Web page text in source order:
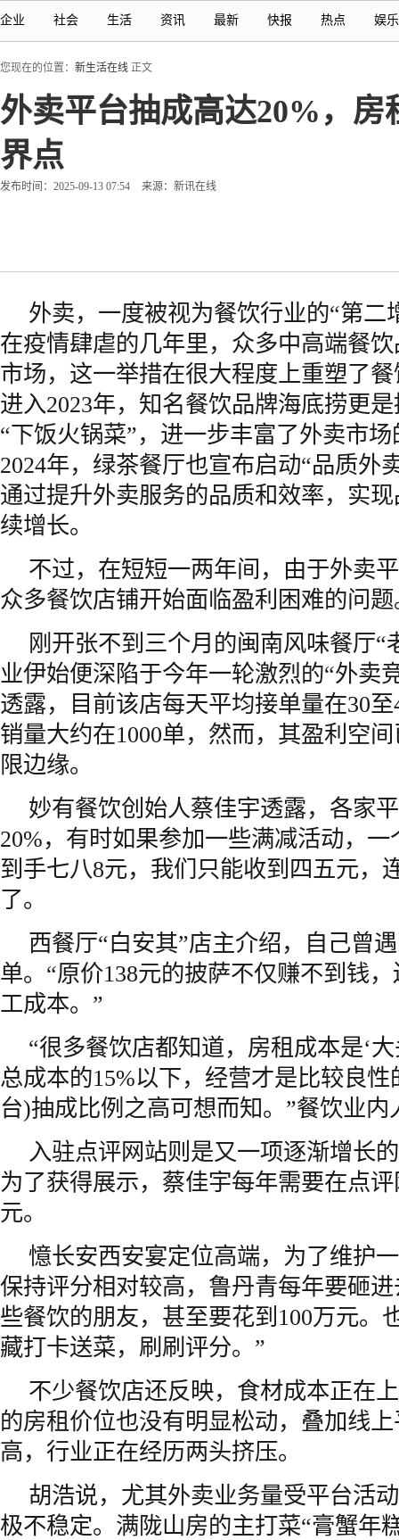
企业 社会 生活 资讯 最新 快报 热点 娱乐
您现在的位置： 新生活在线 正文
外卖平台抽成高达20%，
界点
发布时间：2025-09-13 07:54 来源：新讯在线
外卖，一度被视为餐饮行业的“第二
在疫情肆虐的几年里，众多中高端餐
市场，这一举措在很大程度上重塑了
进入2023年，知名餐饮品牌海底捞更
“下饭火锅菜”，进一步丰富了外卖市
2024年，绿茶餐厅也宣布启动“品质外
通过提升外卖服务的品质和效率，实
续增长。
不过，在短短一两年间，由于外卖
众多餐饮店铺开始面临盈利困难的问题
刚开张不到三个月的闽南风味餐厅“
业伊始便深陷于今年一轮激烈的“外卖
透露，目前该店每天平均接单量在30
销量大约在1000单，然而，其盈利空
限边缘。
妙有餐饮创始人蔡佳宇透露，各家
20%，有时如果参加一些满减活动，一
到手七八8元，我们只能收到四五元，
了。
西餐厅“白安其”店主介绍，自己曾
单。“原价138元的披萨不仅赚不到钱
工成本。”
“很多餐饮店都知道，房租成本是‘
总成本的15%以下，经营才是比较良
台)抽成比例之高可想而知。”餐饮业内
入驻点评网站则是又一项逐渐增长
为了获得展示，蔡佳宇每年需要在点
元。
憶长安西安宴定位高端，为了维护
保持评分相对较高，鲁丹青每年要砸
些餐饮的朋友，甚至要花到100万元。
藏打卡送菜，刷刷评分。”
不少餐饮店还反映，食材成本正在
的房租价位也没有明显松动，叠加线
高，行业正在经历两头挤压。
胡浩说，尤其外卖业务量受平台活
极不稳定。满陇山房的主打菜“膏蟹年